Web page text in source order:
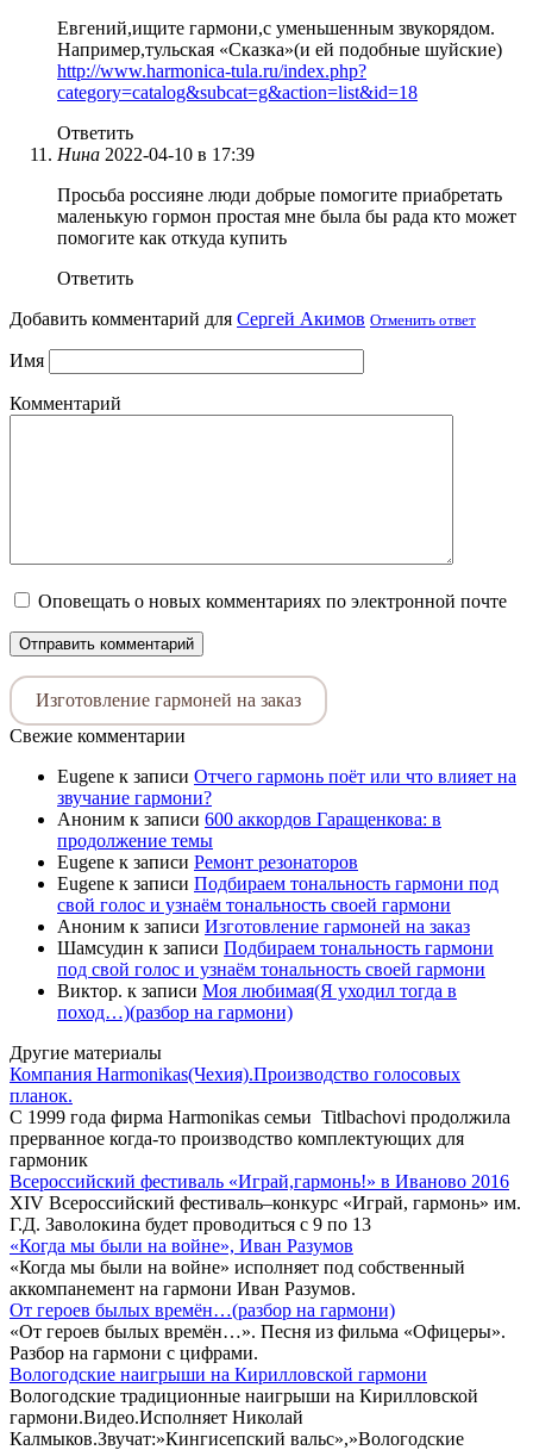
Евгений,ищите гармони,с уменьшенным звукорядом.
Например,тульская «Сказка»(и ей подобные шуйские)
http://www.harmonica-tula.ru/index.php?
category=catalog&subcat=g&action=list&id=18
Ответить
Нина 2022-04-10 в 17:39
Просьба россияне люди добрые помогите приабретать
маленькую гормон простая мне была бы рада кто может
помогите как откуда купить
Ответить
Добавить комментарий для Сергей Акимов Отменить ответ
Имя
Комментарий
Оповещать о новых комментариях по электронной почте
Изготовление гармоней на заказ
Свежие комментарии
Eugene к записи Отчего гармонь поёт или что влияет на
звучание гармони?
Аноним к записи 600 аккордов Гаращенкова: в
продолжение темы
Eugene к записи Ремонт резонаторов
Eugene к записи Подбираем тональность гармони под
свой голос и узнаём тональность своей гармони
Аноним к записи Изготовление гармоней на заказ
Шамсудин к записи Подбираем тональность гармони
под свой голос и узнаём тональность своей гармони
Виктор. к записи Моя любимая(Я уходил тогда в
поход…)(разбор на гармони)
Другие материалы
Компания Harmonikas(Чехия).Производство голосовых
планок.
С 1999 года фирма Harmonikas семьи Titlbachovi продолжила
прерванное когда-то производство комплектующих для
гармоник
Всероссийский фестиваль «Играй,гармонь!» в Иваново 2016
XIV Всероссийский фестиваль–конкурс «Играй, гармонь» им.
Г.Д. Заволокина будет проводиться с 9 по 13
«Когда мы были на войне», Иван Разумов
«Когда мы были на войне» исполняет под собственный
аккомпанемент на гармони Иван Разумов.
От героев былых времён…(разбор на гармони)
«От героев былых времён…». Песня из фильма «Офицеры».
Разбор на гармони с цифрами.
Вологодские наигрыши на Кирилловской гармони
Вологодские традиционные наигрыши на Кирилловской
гармони.Видео.Исполняет Николай
Калмыков.Звучат:»Кингисепский вальс»,»Вологодские